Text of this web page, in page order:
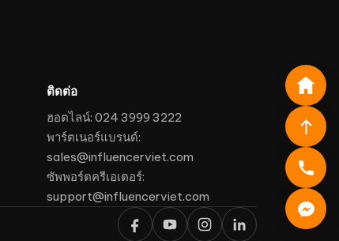
ติดต่อ
ฮอตไลน์: 024 3999 3222
พาร์ตเนอร์แบรนด์:
sales@influencerviet.com
ซัพพอร์ตครีเอเตอร์:
support@influencerviet.com